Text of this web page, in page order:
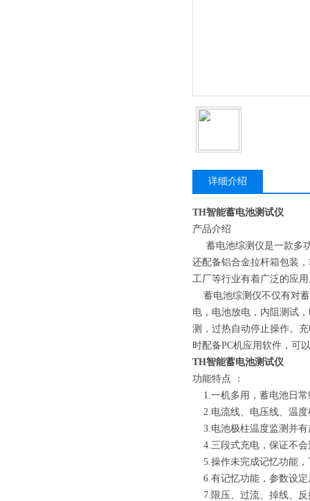
详细介绍
TH智能蓄电池测试仪
产品介绍
蓄电池综测仪是一款多
还配备铝合金拉杆箱包装
工厂等行业有着广泛的应
蓄电池综测仪不仅有对蓄
电，电池放电，内阻测试
测，过热自动停止操作。
时配备PC机应用软件，可
TH智能蓄电池测试仪
功能特点 ：
1.一机多用，蓄电池日常
2.电流线、电压线、温度
3.电池极柱温度监测并有
4.三段式充电，保证不会
5.操作未完成记忆功能，
6.有记忆功能，参数设定
7.限压、过流、掉线、反